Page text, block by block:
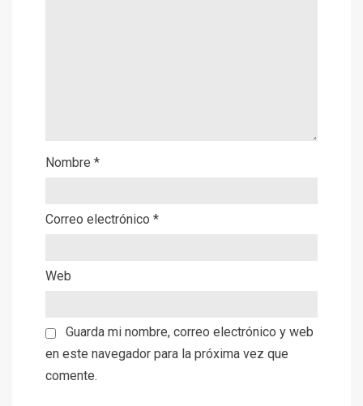
Nombre *
Correo electrónico *
Web
Guarda mi nombre, correo electrónico y web
en este navegador para la próxima vez que
comente.